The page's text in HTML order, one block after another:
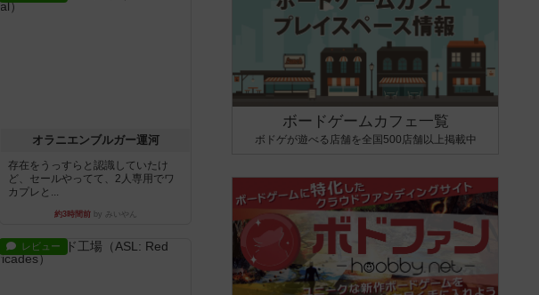
オラニエンブルガー運河
存在をうっすらと認識していたけ
ど、セールやってて、2人専用でワ
カプレと...
約3時間前by みいやん
レビュー
ボードゲームカフェ一覧
ボドゲが遊べる店舗を全国500店舗以上掲載中